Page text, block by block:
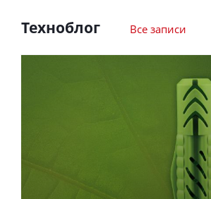
Техноблог Все записи